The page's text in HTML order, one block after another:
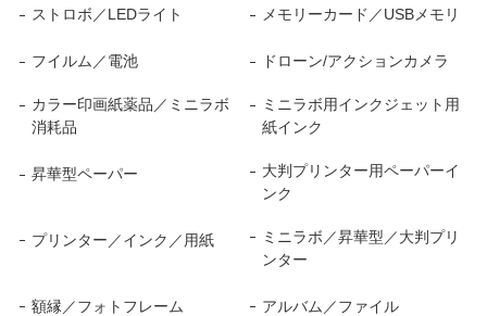
ストロボ／LEDライト メモリーカード／USBメモリ
フイルム／電池 ドローン/アクションカメラ
カラー印画紙薬品／ミニラボ
消耗品
ミニラボ用インクジェット用
紙インク
昇華型ペーパー
大判プリンター用ペーパーイ
ンク
プリンター／インク／用紙
ミニラボ／昇華型／大判プリ
ンター
額縁／フォトフレーム アルバム／ファイル